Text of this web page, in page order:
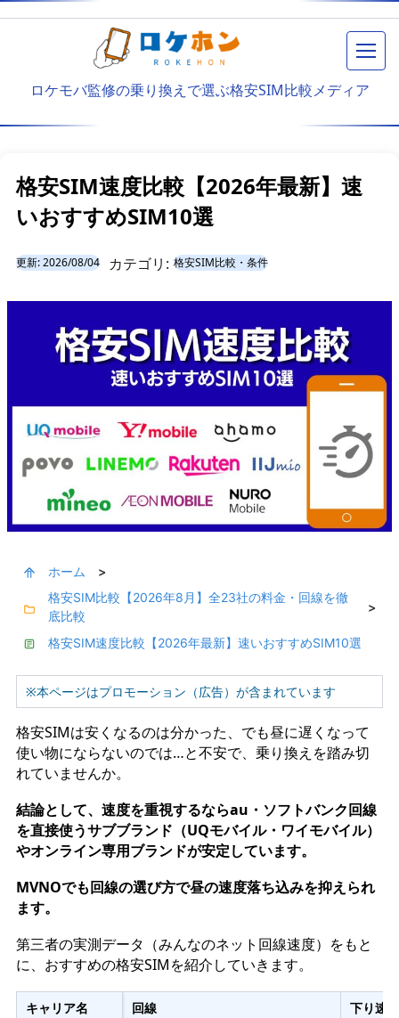
メニ
ロケモバ監修の乗り換えで選ぶ格安SIM比較メディア
格安SIM速度比較【2026年最新】速
いおすすめSIM10選
更新:2026/08/04 カテゴリ: 格安SIM比較・条件
ホーム
>
格安SIM比較【2026年8月】全23社の料金・回線を徹
底比較
>
格安SIM速度比較【2026年最新】速いおすすめSIM10選
※本ページはプロモーション（広告）が含まれています
格安SIMは安くなるのは分かった、でも昼に遅くなって
使い物にならないのでは…と不安で、乗り換えを踏み切
れていませんか。
結論として、速度を重視するならau・ソフトバンク回線
を直接使うサブブランド（UQモバイル・ワイモバイル）
やオンライン専用ブランドが安定しています。
MVNOでも回線の選び方で昼の速度落ち込みを抑えられ
ます。
第三者の実測データ（みんなのネット回線速度）をもと
に、おすすめの格安SIMを紹介していきます。
キャリア名 回線 下り速